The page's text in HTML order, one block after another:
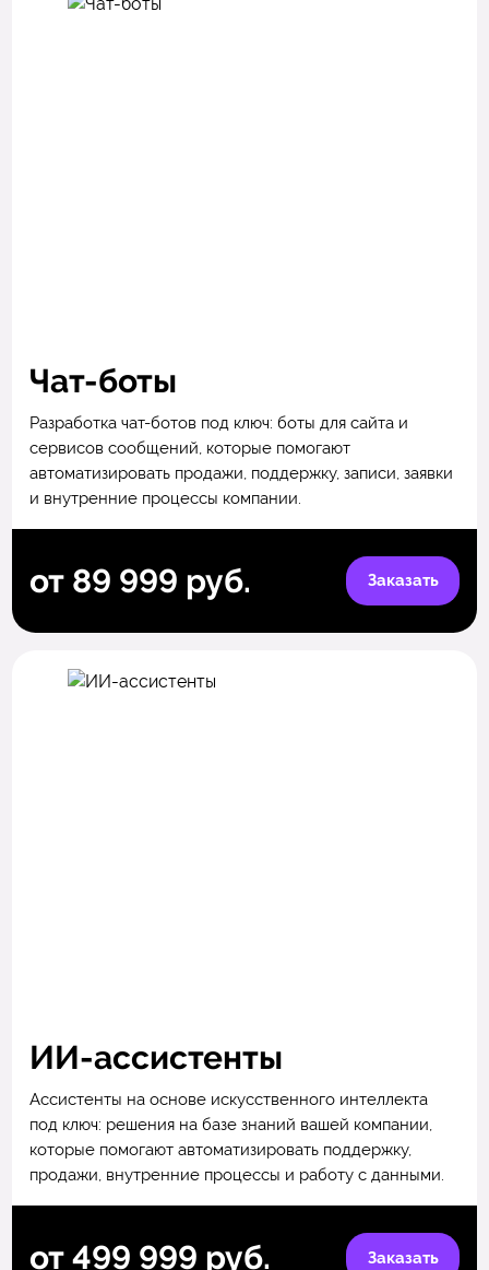
Чат-боты
Разработка чат-ботов под ключ: боты для сайта и
сервисов сообщений, которые помогают
автоматизировать продажи, поддержку, записи, заявки
и внутренние процессы компании.
от 89 999 руб. Заказать
ИИ-ассистенты
Ассистенты на основе искусственного интеллекта
под ключ: решения на базе знаний вашей компании,
которые помогают автоматизировать поддержку,
продажи, внутренние процессы и работу с данными.
от 499 999 руб. Заказать